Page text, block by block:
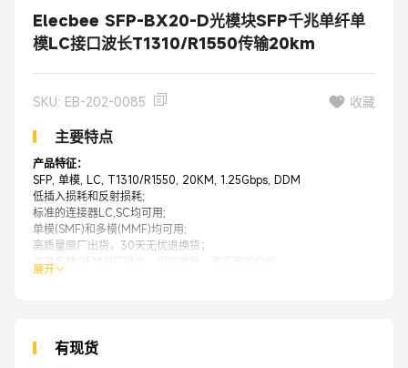
Elecbee SFP-BX20-D光模块SFP千兆单纤单
模LC接口波长T1310/R1550传输20km
SKU: EB-202-0085 收藏
主要特点
产品特征：
SFP, 单模, LC, T1310/R1550, 20KM, 1.25Gbps, DDM
低插入损耗和反射损耗;
标准的连接器LC,SC均可用;
单模(SMF)和多模(MMF)均可用;
高质量原厂出货，30天无忧退换货；
来自品牌OEM原厂批发，相同质量，更实惠的价格。
应用：
光纤收发器
服务器
展开
有现货